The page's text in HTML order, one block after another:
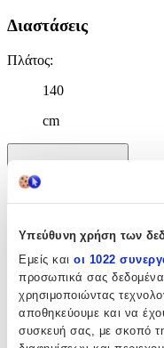
Υπεύθυνη χρήση των
Εμείς και οι 1022
προσωπικά σας
χρησιμοποιώντας
αποθηκεύουμε και να
συσκευή σας, με σκοπό
Διαστάσεις
Πλάτος:
140
cm
Χαρακτηριστικά
Κατασκευαστής:
Chilai Home
Βασικά